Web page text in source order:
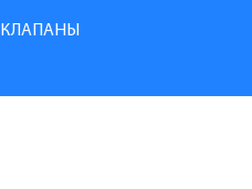
КЛАПАНЫ